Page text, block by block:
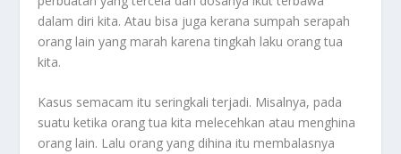
dalam diri kita. Atau bisa juga kerana sumpah serapah
orang lain yang marah karena tingkah laku orang tua
kita.
Kasus semacam itu seringkali terjadi. Misalnya, pada
suatu ketika orang tua kita melecehkan atau menghina
orang lain. Lalu orang yang dihina itu membalasnya